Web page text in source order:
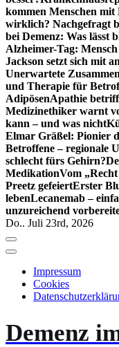
kommen Menschen
wirklich? Nachgefragt
bei Demenz: Was lässt
Alzheimer-Tag:
Jackson setzt sich mit
Unerwartete
und Therapie für
AdipösenApathie
Medizinethiker warnt
kann – und was nicht
Elmar Gräßel: Pionier
Betroffene – regionale
schlecht fürs Gehirn?
MedikationVom
Preetz gefeiertErster
lebenLecanemab –
unzureichend
Do.. Juli 23rd, 2026
Impressum
Cookies
Demenz